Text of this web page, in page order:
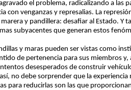
el problema, radicalizando a las
con venganzas y represalias. La
marera y pandillera: desafiar al Estado.
subyacentes que generan estos
y maras pueden ser vistas como
de pertenencia para sus miembros
desesperados de construir
no debe sorprender que la
para reducirlas son las que